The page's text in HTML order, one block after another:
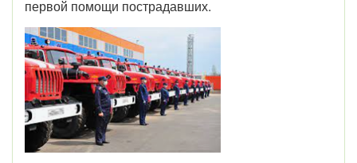
первой помощи пострадавших.